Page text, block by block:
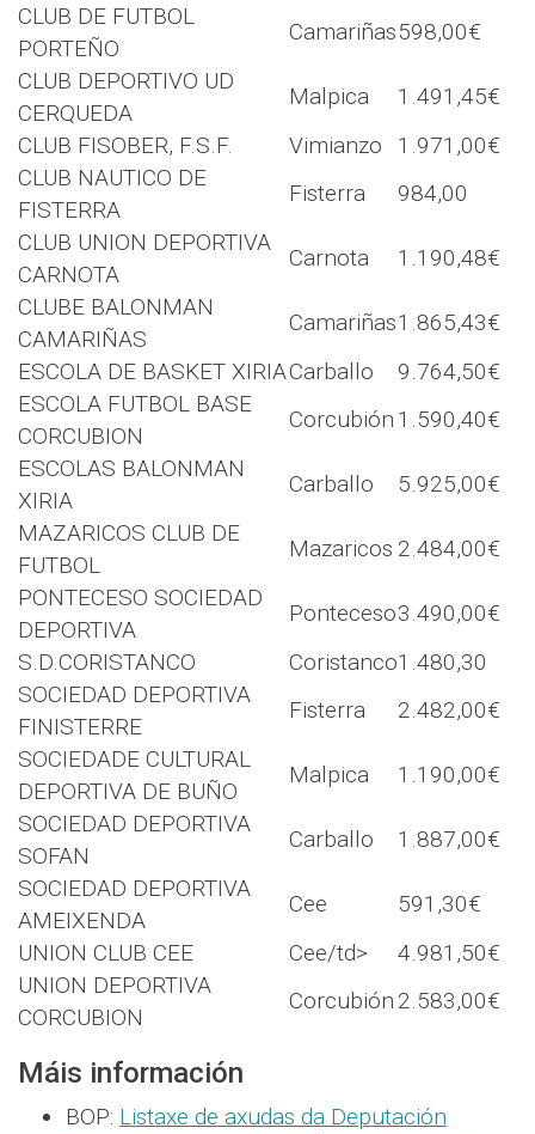
CLUB DE FUTBOL
PORTEÑO
Camariñas598,00€
CLUB DEPORTIVO UD
CERQUEDA
Malpica
1.491,45€
CLUB FISOBER, F.S.F.
Vimianzo
1.971,00€
CLUB NAUTICO DE
FISTERRA
Fisterra
984,00
CLUB UNION DEPORTIVA
CARNOTA
Carnota
1.190,48€
CLUBE BALONMAN
CAMARIÑAS
Camariñas1.865,43€
ESCOLA DE BASKET XIRIACarballo
9.764,50€
ESCOLA FUTBOL BASE
CORCUBION
Corcubión 1.590,40€
ESCOLAS BALONMAN
XIRIA
Carballo
5.925,00€
MAZARICOS CLUB DE
FUTBOL
Mazaricos 2.484,00€
PONTECESO SOCIEDAD
DEPORTIVA
Ponteceso3.490,00€
S.D.CORISTANCO
Coristanco1.480,30
SOCIEDAD DEPORTIVA
FINISTERRE
Fisterra
2.482,00€
SOCIEDADE CULTURAL
DEPORTIVA DE BUÑO
Malpica
1.190,00€
SOCIEDAD DEPORTIVA
SOFAN
Carballo
1.887,00€
SOCIEDAD DEPORTIVA
AMEIXENDA
Cee
591,30€
UNION CLUB CEE
Cee/td>
4.981,50€
UNION DEPORTIVA
CORCUBION
Corcubión 2.583,00€
Máis información
BOP: Listaxe de axudas da Deputación